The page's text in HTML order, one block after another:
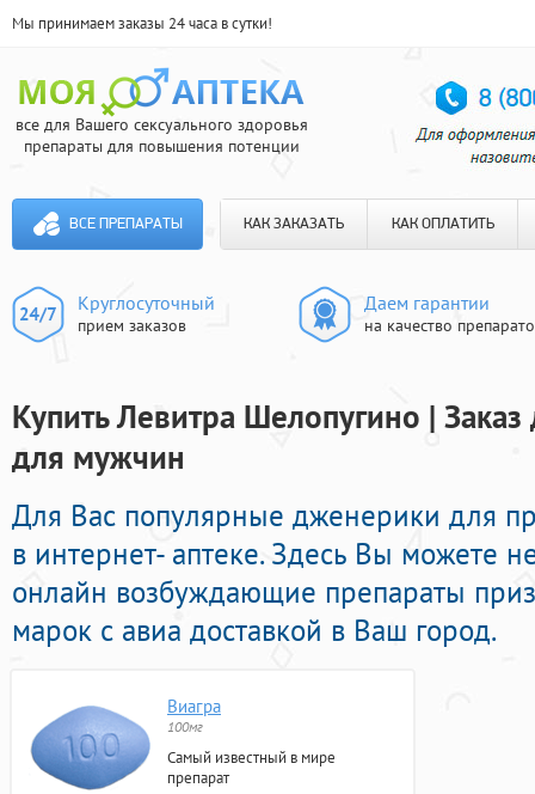
Мы принимаем заказы 24 часа в сутки!
все для Вашего сексуального здоровья
препараты для повышения потенции
ВСЕ ПРЕПАРАТЫ КАК ЗАКАЗАТЬ КАК ОПЛАТИТЬ
Круглосуточный
прием заказов
Даем гарантии
на качество
Купить Левитра Шелопугино |
для мужчин
Для Вас популярные дженерики для
в интернет- аптеке. Здесь Вы можете
онлайн возбуждающие препараты
марок с авиа доставкой в Ваш город.
Виагра
100мг
Самый известный в мире
препарат